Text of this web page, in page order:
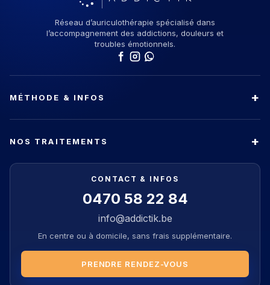
Réseau d’auriculothérapie spécialisé dans
l’accompagnement des addictions, douleurs et
troubles émotionnels.
MÉTHODE & INFOS
NOS TRAITEMENTS
CONTACT & INFOS
0470 58 22 84
info@addictik.be
En centre ou à domicile, sans frais supplémentaire.
PRENDRE RENDEZ-VOUS